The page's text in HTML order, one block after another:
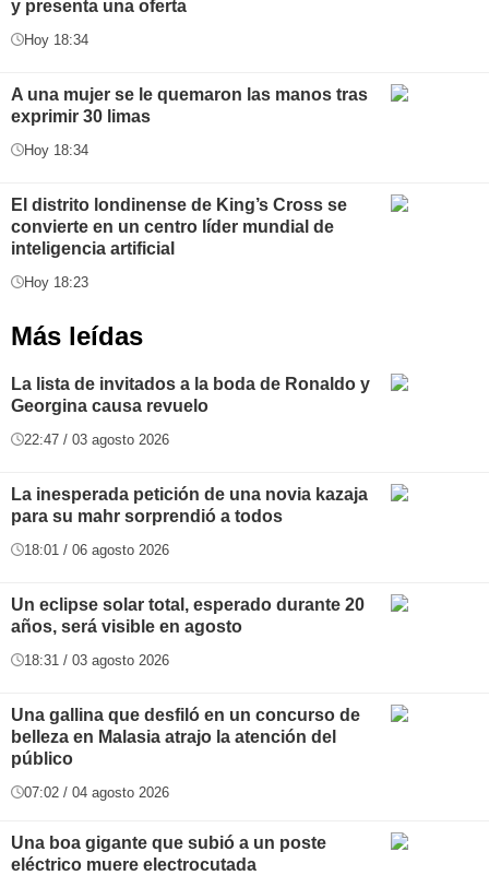
y presenta una oferta
Hoy 18:34
A una mujer se le quemaron las manos tras
exprimir 30 limas
Hoy 18:34
El distrito londinense de King’s Cross se
convierte en un centro líder mundial de
inteligencia artificial
Hoy 18:23
Más leídas
La lista de invitados a la boda de Ronaldo y
Georgina causa revuelo
22:47 / 03 agosto 2026
La inesperada petición de una novia kazaja
para su mahr sorprendió a todos
18:01 / 06 agosto 2026
Un eclipse solar total, esperado durante 20
años, será visible en agosto
18:31 / 03 agosto 2026
Una gallina que desfiló en un concurso de
belleza en Malasia atrajo la atención del
público
07:02 / 04 agosto 2026
Una boa gigante que subió a un poste
eléctrico muere electrocutada